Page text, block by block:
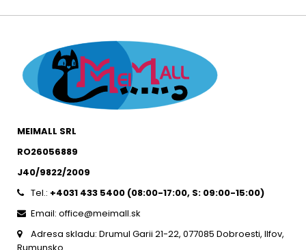
MEIMALL SRL
RO26056889
J40/9822/2009
Tel.: +4031 433 5400 (08:00-17:00, S: 09:00-15:00)
Email: office@meimall.sk
Adresa skladu: Drumul Garii 21-22, 077085 Dobroesti, Ilfov,